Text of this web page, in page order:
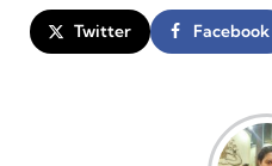
Twitter Facebook